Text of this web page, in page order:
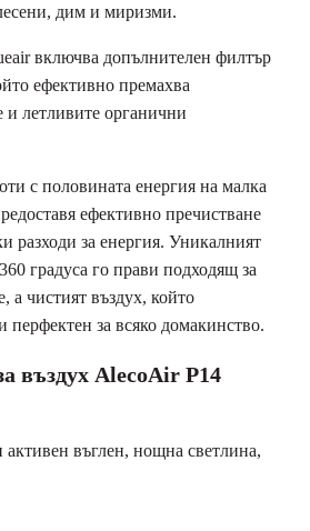
дим и миризми.
включва допълнителен филтър
ефективно премахва
и летливите органични
с половината енергия на малка
ефективно пречистване
разходи за енергия. Уникалният
градуса го прави подходящ за
а чистият въздух, който
перфектен за всяко домакинство.
въздух AlecoAir P14
въглен, нощна светлина,